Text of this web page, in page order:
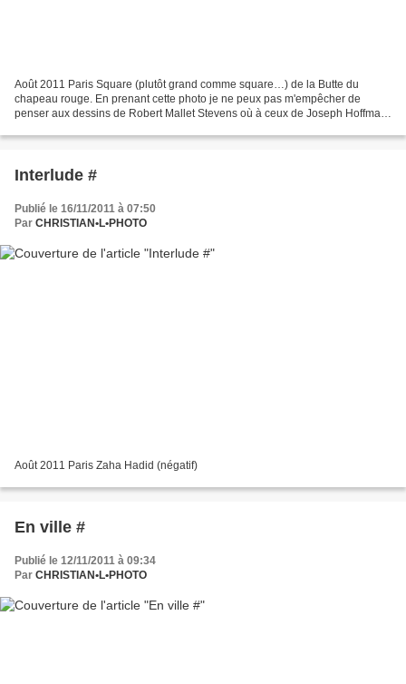
Août 2011 Paris Square (plutôt grand comme square…) de la Butte du
chapeau rouge. En prenant cette photo je ne peux pas m'empêcher de
penser aux dessins de Robert Mallet Stevens où à ceux de Joseph Hoffman
Interlude #
Publié le 16/11/2011 à 07:50
Par CHRISTIAN•L•PHOTO
Août 2011 Paris Zaha Hadid (négatif)
En ville #
Publié le 12/11/2011 à 09:34
Par CHRISTIAN•L•PHOTO